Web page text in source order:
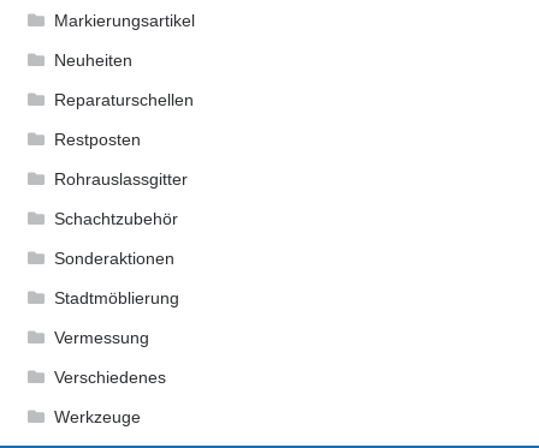
Markierungsartikel
Neuheiten
Reparaturschellen
Restposten
Rohrauslassgitter
Schachtzubehör
Sonderaktionen
Stadtmöblierung
Vermessung
Verschiedenes
Werkzeuge